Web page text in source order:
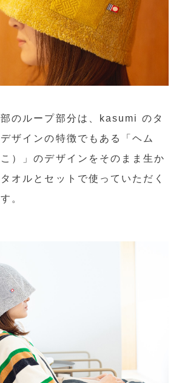
のループ部分は、kasumi のタ
ザインの特徴でもある「ヘム
こ）」のデザインをそのまま生か
オルとセットで使っていただく
。